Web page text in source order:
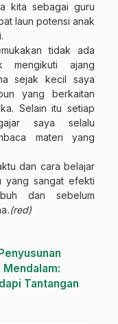
kita sebagai guru
laun potensi anak
tidak ada
mengikuti ajang
sejak kecil saya
yang berkaitan
Selain itu setiap
saya selalu
materi yang
dan cara belajar
yang sangat efekti
dan sebelum
.(red)
Tantangan